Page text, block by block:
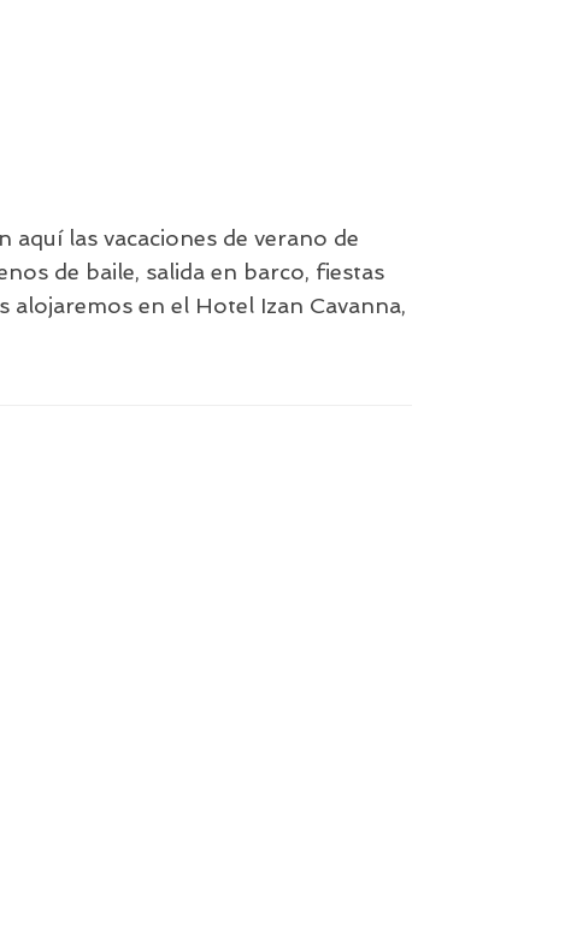
las vacaciones de verano de
de baile, salida en barco, fiestas
alojaremos en el Hotel Izan Cavanna,